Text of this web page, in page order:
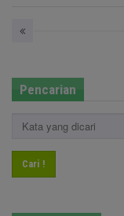
Pencarian
Cari !